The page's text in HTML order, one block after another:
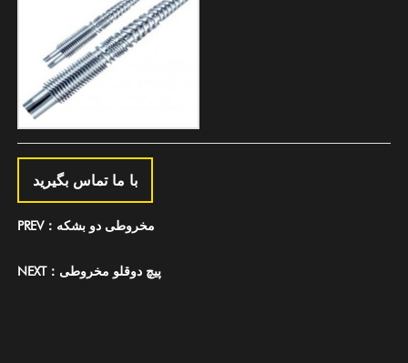
با ما تماس بگیرید
PREV：مخروطی دو بشکه
NEXT：پیچ دوقلو مخروطی